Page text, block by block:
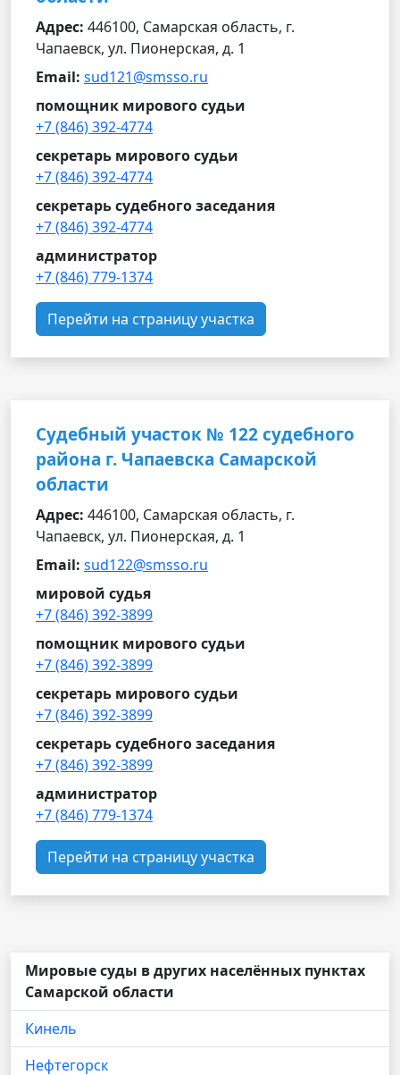
Адрес: 446100, Самарская область, г.
Чапаевск, ул. Пионерская, д. 1
Email: sud121@smsso.ru
помощник мирового судьи
+7 (846) 392-4774
секретарь мирового судьи
+7 (846) 392-4774
секретарь судебного заседания
+7 (846) 392-4774
администратор
+7 (846) 779-1374
Перейти на страницу участка
Судебный участок № 122 судебного
района г. Чапаевска Самарской
области
Адрес: 446100, Самарская область, г.
Чапаевск, ул. Пионерская, д. 1
Email: sud122@smsso.ru
мировой судья
+7 (846) 392-3899
помощник мирового судьи
+7 (846) 392-3899
секретарь мирового судьи
+7 (846) 392-3899
секретарь судебного заседания
+7 (846) 392-3899
администратор
+7 (846) 779-1374
Перейти на страницу участка
Мировые суды в других населённых пунктах
Самарской области
Кинель
Нефтегорск